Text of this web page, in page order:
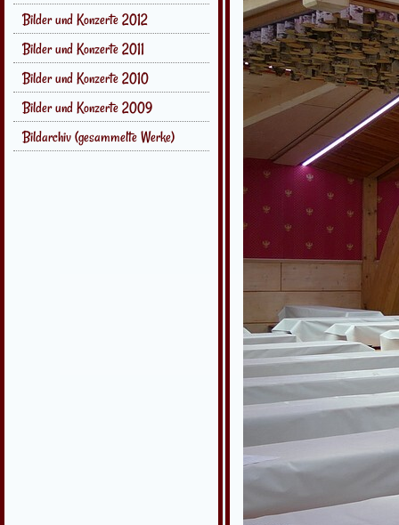
Bilder und Konzerte 2012
Bilder und Konzerte 2011
Bilder und Konzerte 2010
Bilder und Konzerte 2009
Bildarchiv (gesammelte Werke)